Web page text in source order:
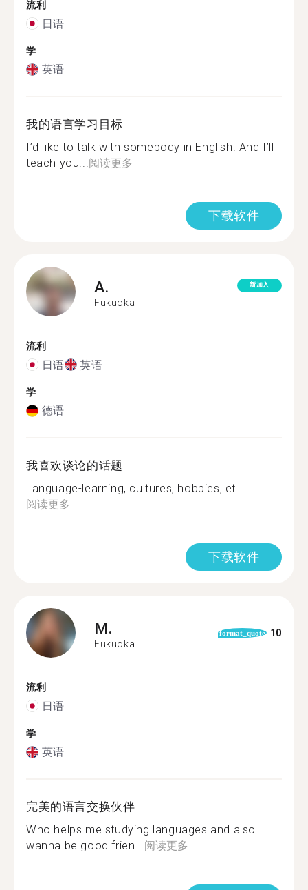
流利
日语
学
英语
我的语言学习目标
I’d like to talk with somebody in English. And I’ll
teach you...阅读更多
下载软件
A.
Fukuoka
新加入
流利
日语 英语
学
德语
我喜欢谈论的话题
Language-learning, cultures, hobbies, et...
阅读更多
下载软件
M.
Fukuoka
format_quote 10
流利
日语
学
英语
完美的语言交换伙伴
Who helps me studying languages and also
wanna be good frien...阅读更多